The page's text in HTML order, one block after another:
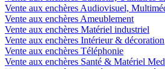
Vente aux enchères Audiovisuel,
Vente aux enchères Ameublement
Vente aux enchères Matériel industriel
Vente aux enchères Intérieur & décoration
Vente aux enchères Téléphonie
Vente aux enchères Santé & Matériel